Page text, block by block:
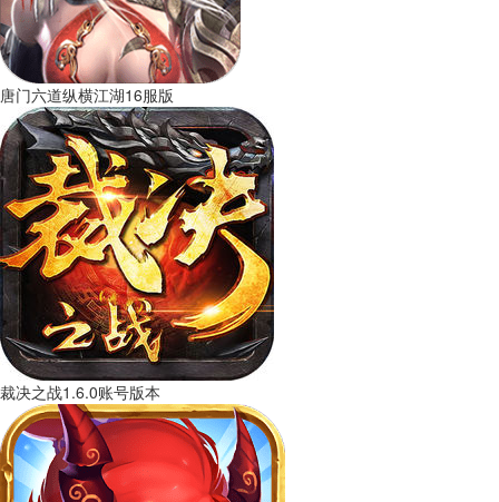
唐门六道纵横江湖16服版
裁决之战1.6.0账号版本